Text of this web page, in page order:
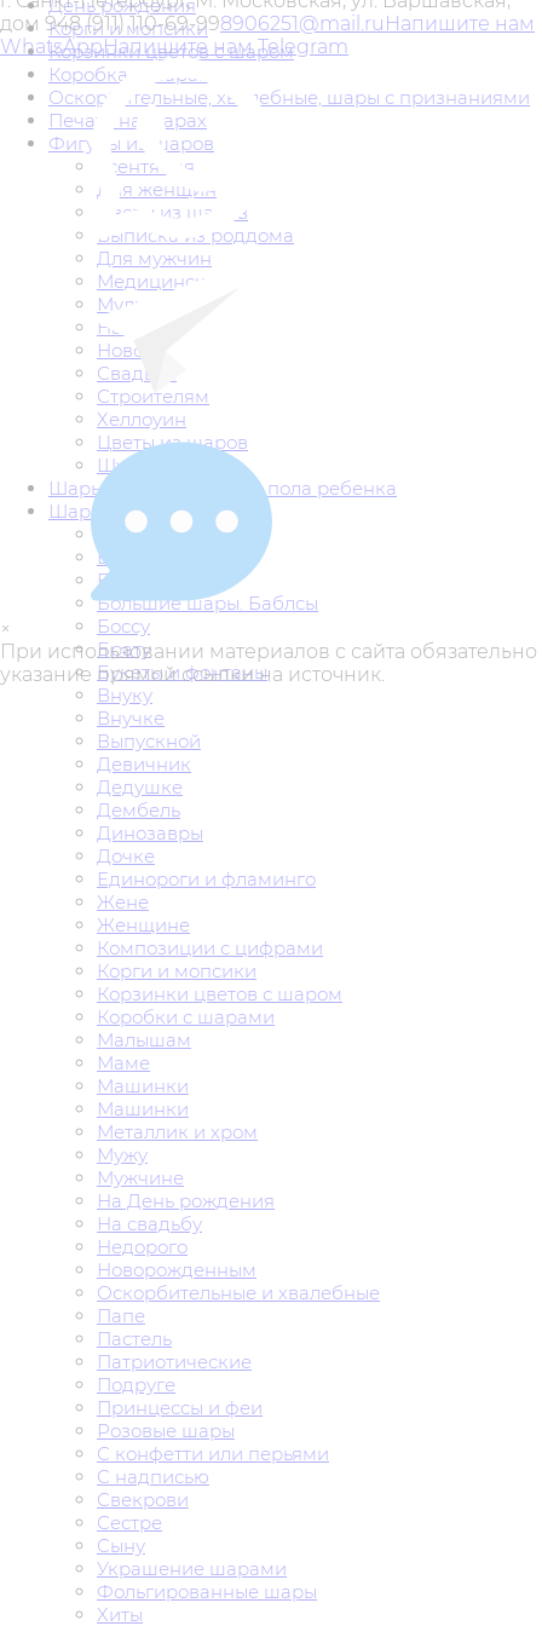
День рождения
Корги и мопсики
Корзинки цветов с шаром
Коробка с шарами
Оскорбительные, хвалебные, шары с признаниями
Печать на шарах
Фигуры из шаров
1 сентября
Для женщин
Цветы из шаров
Выписка из роддома
Для мужчин
Медицинские
Мультгерои
На выпускной
Новогодние
Свадьба
Строителям
Хеллоуин
Цветы из шаров
Шуточные
Шары на определение пола ребенка
Шары с гелием
Арки и гирлянды
Бабушке
Без надписи
Большие шары. Баблсы
Боссу
Брату
Букеты и фонтаны
Внуку
Внучке
Выпускной
Девичник
Дедушке
Дембель
Динозавры
Дочке
Единороги и фламинго
Жене
Женщине
Композиции с цифрами
Корги и мопсики
Корзинки цветов с шаром
Коробки с шарами
Малышам
Маме
Машинки
Машинки
Металлик и хром
Мужу
Мужчине
На День рождения
На свадьбу
Недорого
Новорожденным
Оскорбительные и хвалебные
Папе
Пастель
Патриотические
Подруге
Принцессы и феи
Розовые шары
С конфетти или перьями
С надписью
Свекрови
Сестре
Сыну
Украшение шарами
Фольгированные шары
Хиты
дом 948 (911) 110-69-998906251@mail.ru Напишите нам
WhatsAppНапишите нам Telegram
×
При использовании материалов с сайта обязательно
указание прямой ссылки на источник.